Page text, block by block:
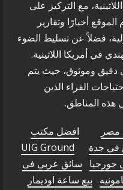
مع التركيز على
أخبارًا وتقارير
فضلاً عن تسليط الضوء
في أمريكا اللاتينية.
دقيق وموثوق، حيث يتم
القراء الذين
هذه المناطق.
مصر
افضل مكتب
في جدة
UIG Ground
سائق عربي في
بيع ساعة اوديمار